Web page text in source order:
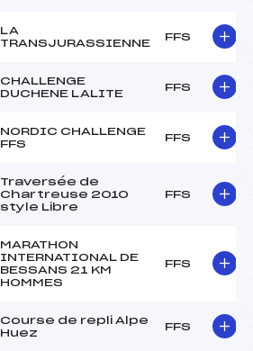
LA
TRANSJURASSIENNE
FFS
CHALLENGE
DUCHENE LALITE
FFS
NORDIC CHALLENGE
FFS
FFS
Traversée de
Chartreuse 2010
style Libre
FFS
MARATHON
INTERNATIONAL DE
BESSANS 21 KM
HOMMES
FFS
Course de repli Alpe
Huez
FFS